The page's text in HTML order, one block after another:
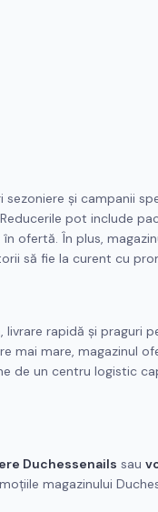
și campanii
pot include
ofertă. În plus,
să fie la curent cu
livrare rapidă și
mai mare, magazinul
de un centru logistic
Duchessenails sau
magazinului